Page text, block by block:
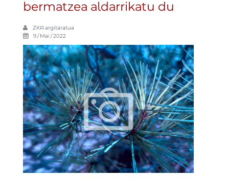
bermatzea aldarrikatu du
ZKA argitaratua
9 / Mai / 2022